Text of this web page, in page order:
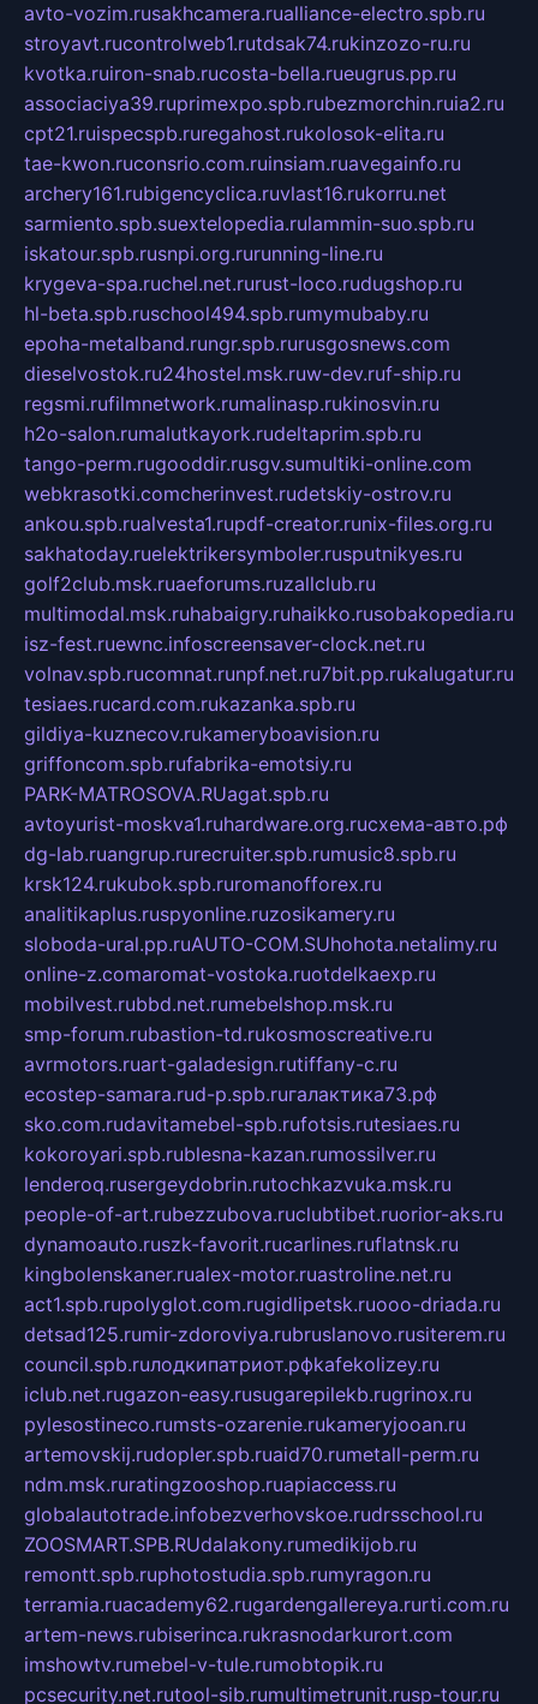
avto-vozim.rusakhcamera.rualliance-electro.spb.ru
stroyavt.rucontrolweb1.rutdsak74.rukinzozo-ru.ru
kvotka.ruiron-snab.rucosta-bella.rueugrus.pp.ru
associaciya39.ruprimexpo.spb.rubezmorchin.ruia2.ru
cpt21.ruispecspb.ruregahost.rukolosok-elita.ru
tae-kwon.ruconsrio.com.ruinsiam.ruavegainfo.ru
archery161.rubigencyclica.ruvlast16.rukorru.net
sarmiento.spb.suextelopedia.rulammin-suo.spb.ru
iskatour.spb.rusnpi.org.rurunning-line.ru
krygeva-spa.ruchel.net.rurust-loco.rudugshop.ru
hl-beta.spb.ruschool494.spb.rumymubaby.ru
epoha-metalband.rungr.spb.rurusgosnews.com
dieselvostok.ru24hostel.msk.ruw-dev.ruf-ship.ru
regsmi.rufilmnetwork.rumalinasp.rukinosvin.ru
h2o-salon.rumalutkayork.rudeltaprim.spb.ru
tango-perm.rugooddir.rusgv.sumultiki-online.com
webkrasotki.comcherinvest.rudetskiy-ostrov.ru
ankou.spb.rualvesta1.rupdf-creator.runix-files.org.ru
sakhatoday.ruelektrikersymboler.rusputnikyes.ru
golf2club.msk.ruaeforums.ruzallclub.ru
multimodal.msk.ruhabaigry.ruhaikko.rusobakopedia.ru
isz-fest.ruewnc.infoscreensaver-clock.net.ru
volnav.spb.rucomnat.runpf.net.ru7bit.pp.rukalugatur.ru
tesiaes.rucard.com.rukazanka.spb.ru
gildiya-kuznecov.rukameryboavision.ru
griffoncom.spb.rufabrika-emotsiy.ru
PARK-MATROSOVA.RUagat.spb.ru
avtoyurist-moskva1.ruhardware.org.ruсхема-авто.рф
dg-lab.ruangrup.rurecruiter.spb.rumusic8.spb.ru
krsk124.rukubok.spb.ruromanofforex.ru
analitikaplus.ruspyonline.ruzosikamery.ru
sloboda-ural.pp.ruAUTO-COM.SUhohota.netalimy.ru
online-z.comaromat-vostoka.ruotdelkaexp.ru
mobilvest.rubbd.net.rumebelshop.msk.ru
smp-forum.rubastion-td.rukosmoscreative.ru
avrmotors.ruart-galadesign.rutiffany-c.ru
ecostep-samara.rud-p.spb.ruгалактика73.рф
sko.com.rudavitamebel-spb.rufotsis.rutesiaes.ru
kokoroyari.spb.rublesna-kazan.rumossilver.ru
lenderoq.rusergeydobrin.rutochkazvuka.msk.ru
people-of-art.rubezzubova.ruclubtibet.ruorior-aks.ru
dynamoauto.ruszk-favorit.rucarlines.ruflatnsk.ru
kingbolenskaner.rualex-motor.ruastroline.net.ru
act1.spb.rupolyglot.com.rugidlipetsk.ruooo-driada.ru
detsad125.rumir-zdoroviya.rubruslanovo.rusiterem.ru
council.spb.ruлодкипатриот.рфkafekolizey.ru
iclub.net.rugazon-easy.rusugarepilekb.rugrinox.ru
pylesostineco.rumsts-ozarenie.rukameryjooan.ru
artemovskij.rudopler.spb.ruaid70.rumetall-perm.ru
ndm.msk.ruratingzooshop.ruapiaccess.ru
globalautotrade.infobezverhovskoe.rudrsschool.ru
ZOOSMART.SPB.RUdalakony.rumedikijob.ru
remontt.spb.ruphotostudia.spb.rumyragon.ru
terramia.ruacademy62.rugardengallereya.rurti.com.ru
artem-news.rubiserinca.rukrasnodarkurort.com
imshowtv.rumebel-v-tule.rumobtopik.ru
pcsecurity.net.rutool-sib.rumultimetrunit.rusp-tour.ru